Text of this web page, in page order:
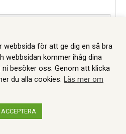
SÄLJA GULD
AUKTION
webbsida för att ge dig en så bra
webbsidan kommer ihåg dina
besöker oss. Genom att klicka
du alla cookies. Läs mer om
ACCEPTERA